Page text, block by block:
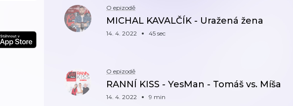
O epizodě
MICHAL KAVALČÍK - Uražená žena
14. 4. 2022 45 sec
O epizodě
RANNÍ KISS - YesMan - Tomáš vs. Míša
14. 4. 2022 9 min